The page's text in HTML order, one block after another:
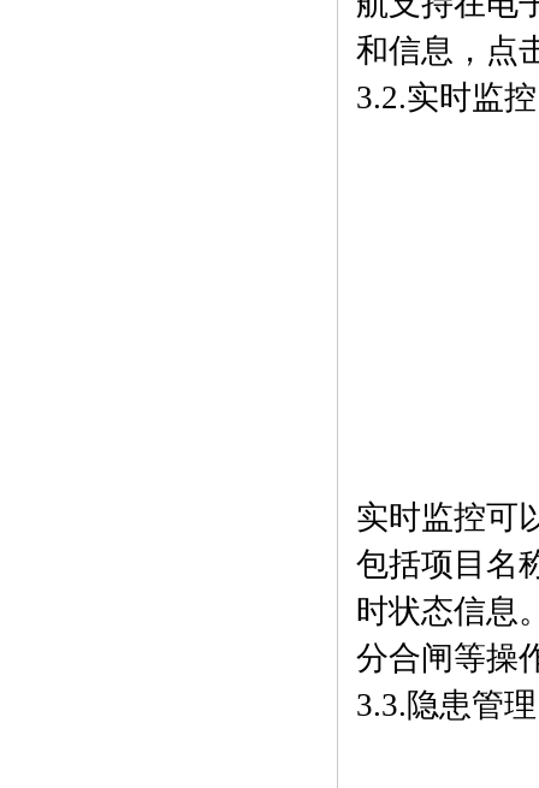
和信息，点
3.2.实时监控
实时监控可
包括项目名
时状态信息
分合闸等操
3.3.隐患管理